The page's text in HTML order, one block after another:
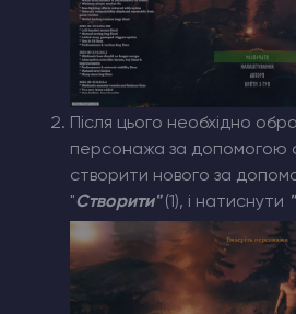
Після цього необхідно
персонажа за допомогою
створити нового за
"Створити" (1), і натиснути